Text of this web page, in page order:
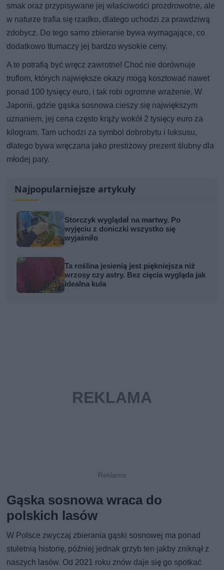
smak oraz przypisywane jej właściwości prozdrowotne, ale
w naturze trafia się rzadko, dlatego uchodzi za prawdziwą
zdobycz. Do tego samo zbieranie bywa wymagające, co
dodatkowo tłumaczy jej bardzo wysokie ceny.
A te potrafią być wręcz zawrotne! Choć nie dorównuje
truflom, których największe okazy mogą kosztować nawet
ponad 100 tysięcy euro, i tak robi ogromne wrażenie. W
Japonii, gdzie gąska sosnowa cieszy się największym
uznaniem, jej cena często krąży wokół 2 tysięcy euro za
kilogram. Tam uchodzi za symbol dobrobytu i luksusu,
dlatego bywa wręczana jako prestiżowy prezent ślubny dla
młodej pary.
Najpopularniejsze artykuły
Storczyk wyglądał na martwy. Po
wyjęciu z doniczki wszystko się
wyjaśniło
Ta roślina jesienią jest piękniejsza niż
wrzosy czy astry. Bez cięcia wygląda jak
idealna kula
Gąska sosnowa wraca do
polskich lasów
W Polsce zwyczaj zbierania gąski sosnowej ma ponad
stuletnią historię, później jednak grzyb ten jakby zniknął z
naszych lasów. Od 2021 roku znów daje się go spotkać